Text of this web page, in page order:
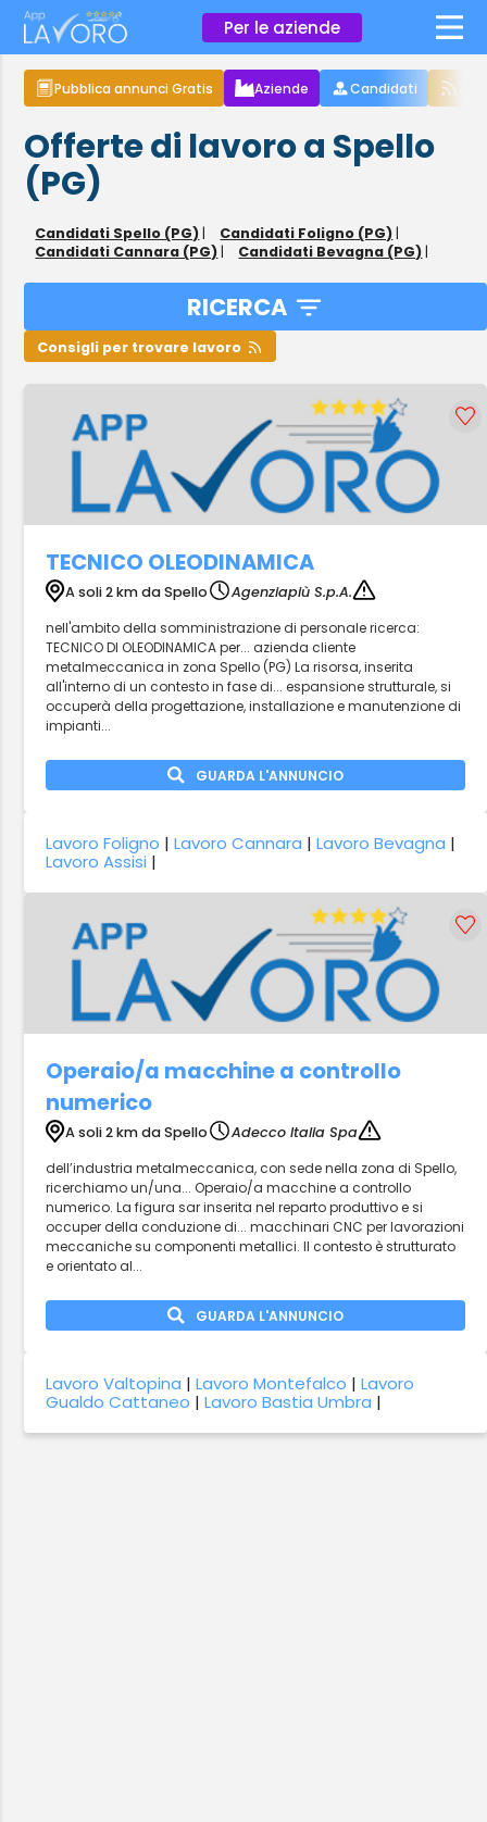
Per le aziende ×
Pubblica annunci Gratis Aziende Candidati
Offerte di lavoro a Spello
(PG)
Candidati Spello (PG) | Candidati Foligno (PG) |
Candidati Cannara (PG) | Candidati Bevagna (PG) |
RICERCA
Consigli per trovare lavoro
TECNICO OLEODINAMICA
A soli 2 km da Spello
Agenziapiù S.p.A.
nell'ambito della somministrazione di personale ricerca:
TECNICO DI OLEODINAMICA per... azienda cliente
metalmeccanica in zona Spello (PG) La risorsa, inserita
all'interno di un contesto in fase di... espansione strutturale, si
occuperà della progettazione, installazione e manutenzione di
impianti...
GUARDA L'ANNUNCIO
Lavoro Foligno |Lavoro Cannara |Lavoro Bevagna |
Lavoro Assisi |
Operaio/a macchine a controllo
numerico
A soli 2 km da Spello
Adecco Italia Spa
dell’industria metalmeccanica, con sede nella zona di Spello,
ricerchiamo un/una... Operaio/a macchine a controllo
numerico. La figura sar inserita nel reparto produttivo e si
occuper della conduzione di... macchinari CNC per lavorazioni
meccaniche su componenti metallici. Il contesto è strutturato
e orientato al...
GUARDA L'ANNUNCIO
Lavoro Valtopina |Lavoro Montefalco |Lavoro
Gualdo Cattaneo |Lavoro Bastia Umbra |